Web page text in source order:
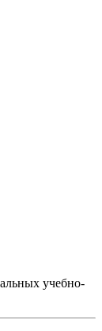
учебно-